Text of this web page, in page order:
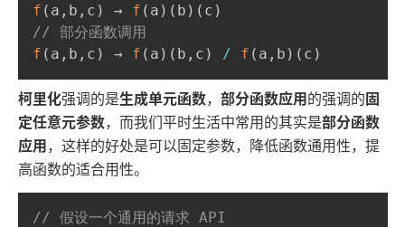
f ( a , b , c ) → f ( a ) ( b ) ( c )
// 部分函数调用
f ( a , b , c ) → f ( a ) ( b , c ) / f ( a , b ) ( c )
柯里化强调的是生成单元函数， 部分函数应用的强调的固
定任意元参数，而我们平时生活中常用的其实是部分函数
应用，这样的好处是可以固定参数，降低函数通用性，提
高函数的适合用性。
// 假设一个通用的请求 API